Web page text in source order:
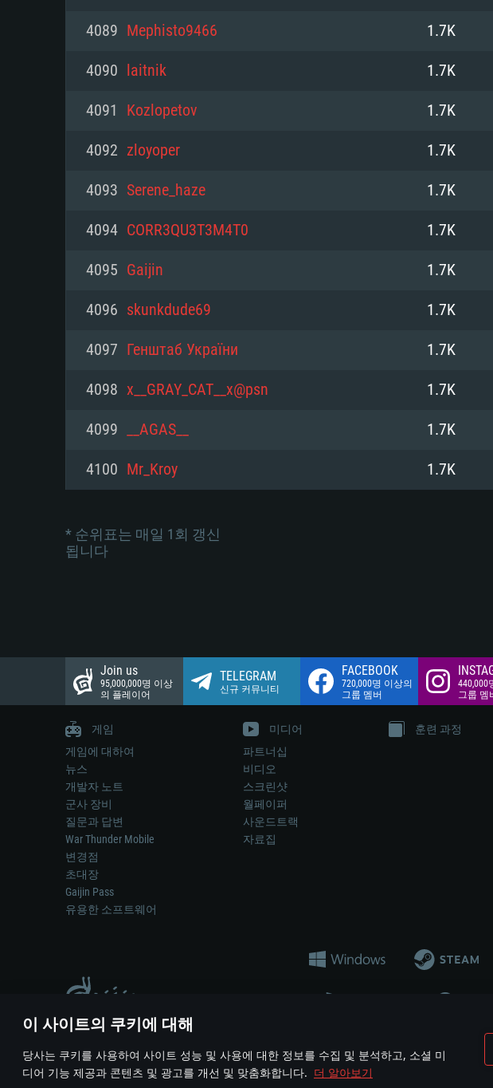
이 사이트의 쿠키에 대해
당사는 쿠키를 사용하여 사이트 성능 및 사용에 대한 정보를 수집 및 분석하고, 소셜 미
디어 기능 제공과 콘텐츠 및 광고를 개선 및 맞춤화합니다. 더 알아보기
PC
최소사양
운영체제: Windows 10 (64 bit)
프로세서: 2.2 GHz 듀얼코어 이상
메모리: 4GB
그래픽 카드: DirectX 11 이상을 지원하는 AMD
해상도: 720p
네트워크: 브로드밴드 인터넷
여유 저장 공간: 22.1 GB (최소 클라이언트)
최소사양
운영체제: Mac OS Big Sur 11.0
프로세서: 최소 2.2 GHz의 Core i5 (Intel Xeon
(Mac), 혹은 이와 비슷한 성능을 가지는 Mac 버
의 AMD/Nvidia. 최소 해상도: 720p
네트워크: 브로드밴드 인터넷
여유 저장 공간: 22.1 GB (최소 클라이언트)
최소사양
운영체제: 64bit Linux 중 최신 버전
프로세서: 2.4 GHz 듀얼코어
메모리: 4 GB
그래픽 카드: Vulkan 을 지원하고, 최신 그래픽
와 동급의 성능을 가지며 최신 그래픽 드라이버를
지원하는 AMD (6개월 미만; 최소사양 지원 해
4089 Mephisto9466 1.7K
4090 laitnik 1.7K
4091 Kozlopetov 1.7K
4092 zloyoper 1.7K
4093 Serene_haze 1.7K
4094 CORR3QU3T3M4T0 1.7K
4095 Gaijіn 1.7K
4096 skunkdude69 1.7K
4097 Генштаб України 1.7K
4098 x__GRAY_CAT__x@psn 1.7K
4099 __AGAS__ 1.7K
4100 Mr_Kroy 1.7K
* 순위표는 매일 1회 갱신
됩니다
Join us
95,000,000명 이상
의 플레이어
TELEGRAM
신규 커뮤니티
FACEBOOK
720,000명 이상의
그룹 멤버
440,000
그룹 멤
게임
게임에 대하여
뉴스
개발자 노트
군사 장비
질문과 답변
War Thunder Mobile
변경점
초대장
Gaijin Pass
유용한 소프트웨어
미디어
파트너십
비디오
스크린샷
월페이퍼
사운드트랙
자료집
훈련 과정
게임 에서 어떠한 현실의 무기나 차량을 묘사하는 것은 무기 개발 업체나 장비 제조 업
© 2011—2026 Gaijin Games Kft. All trademarks, logos and brand names are the property of their
이용 약관 이용 약관